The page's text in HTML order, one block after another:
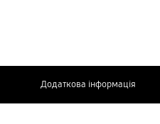
Додаткова інформація